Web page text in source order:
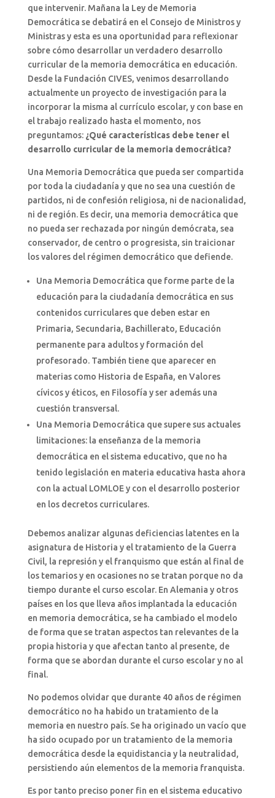
que intervenir. Mañana la Ley de Memoria
Democrática se debatirá en el Consejo de Ministros y
Ministras y esta es una oportunidad para reflexionar
sobre cómo desarrollar un verdadero desarrollo
curricular de la memoria democrática en educación.
Desde la Fundación CIVES, venimos desarrollando
actualmente un proyecto de investigación para la
incorporar la misma al currículo escolar, y con base en
el trabajo realizado hasta el momento, nos
preguntamos: ¿Qué características debe tener el
desarrollo curricular de la memoria democrática?
Una Memoria Democrática que pueda ser compartida
por toda la ciudadanía y que no sea una cuestión de
partidos, ni de confesión religiosa, ni de nacionalidad,
ni de región. Es decir, una memoria democrática que
no pueda ser rechazada por ningún demócrata, sea
conservador, de centro o progresista, sin traicionar
los valores del régimen democrático que defiende.
Una Memoria Democrática que forme parte de la
educación para la ciudadanía democrática en sus
contenidos curriculares que deben estar en
Primaria, Secundaria, Bachillerato, Educación
permanente para adultos y formación del
profesorado. También tiene que aparecer en
materias como Historia de España, en Valores
cívicos y éticos, en Filosofía y ser además una
cuestión transversal.
Una Memoria Democrática que supere sus actuales
limitaciones: la enseñanza de la memoria
democrática en el sistema educativo, que no ha
tenido legislación en materia educativa hasta ahora
con la actual LOMLOE y con el desarrollo posterior
en los decretos curriculares.
Debemos analizar algunas deficiencias latentes en la
asignatura de Historia y el tratamiento de la Guerra
Civil, la represión y el franquismo que están al final de
los temarios y en ocasiones no se tratan porque no da
tiempo durante el curso escolar. En Alemania y otros
países en los que lleva años implantada la educación
en memoria democrática, se ha cambiado el modelo
de forma que se tratan aspectos tan relevantes de la
propia historia y que afectan tanto al presente, de
forma que se abordan durante el curso escolar y no al
final.
No podemos olvidar que durante 40 años de régimen
democrático no ha habido un tratamiento de la
memoria en nuestro país. Se ha originado un vacío que
ha sido ocupado por un tratamiento de la memoria
democrática desde la equidistancia y la neutralidad,
persistiendo aún elementos de la memoria franquista.
Es por tanto preciso poner fin en el sistema educativo